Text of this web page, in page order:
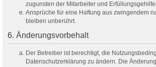
zugunsten der Mitarbeiter und
Ansprüche für eine Haftung aus zwingendem
bleiben unberührt.
6. Änderungsvorbehalt
Der Betreiber ist berechtigt, die
Datenschutzerklärung zu ändern. Die